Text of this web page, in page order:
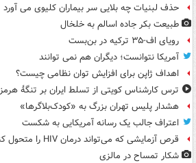
حذف لبنیات چه بلایی سر بیماران کلیوی می آورد
طبیعت بکر جاده اسالم به خلخال
رویای اف-۳۵ ترکیه در بن‌بست
آمریکا نتوانست؛ دیگران هم نمی توانند
اهداف ژاپن برای افزایش توان نظامی چیست؟
ترس کارشناس کویتی از تسلط ایران بر تنگۀ هرمز
هشدار پلیس تهران بزرگ به «کودک‌بلاگرها»
اعتراف جالب یک رسانه آمریکایی به شکست
قرص آزمایشی که می‌تواند درمان HIV را متحول کند
شکار تمساح در مالزی